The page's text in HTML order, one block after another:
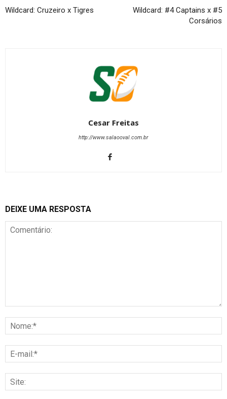
Wildcard: Cruzeiro x Tigres
Wildcard: #4 Captains x #5
Corsários
Cesar Freitas
http://www.salaooval.com.br
DEIXE UMA RESPOSTA